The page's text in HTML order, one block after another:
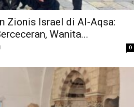
Zionis Israel di Al-Aqsa:
Wanita...
0